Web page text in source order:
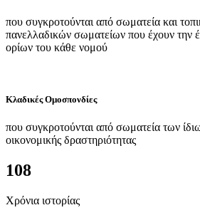
που συγκροτούνται από σωματεία και
πανελλαδικών σωματείων που έχουν την
ορίων του κάθε νομού
Κλαδικές Ομοσπονδίες
που συγκροτούνται από σωματεία των
οικονομικής δραστηριότητας
108
Χρόνια ιστορίας